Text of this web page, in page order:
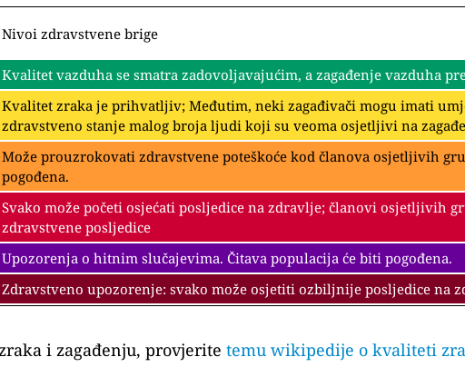
Nivoi zdravstvene brige
Kvalitet vazduha se smatra zadovoljavajućim, a zagađenje vazduha
Kvalitet zraka je prihvatljiv; Međutim, neki zagađivači mogu imati
zdravstveno stanje malog broja ljudi koji su veoma osjetljivi na
Može prouzrokovati zdravstvene poteškoće kod članova osjetljivih
pogođena.
Svako može početi osjećati posljedice na zdravlje; članovi osjetljivih
zdravstvene posljedice
Upozorenja o hitnim slučajevima. Čitava populacija će biti pogođena.
Zdravstveno upozorenje: svako može osjetiti ozbiljnije posljedice na
i zagađenju, provjerite temu wikipedije o kvaliteti